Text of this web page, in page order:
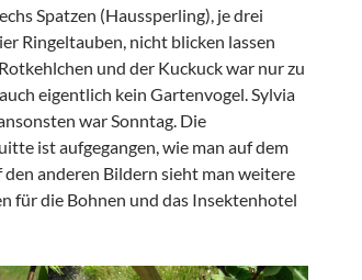
Spatzen (Haussperling), je drei
Ringeltauben, nicht blicken lassen
und der Kuckuck war nur zu
eigentlich kein Gartenvogel. Sylvia
war Sonntag. Die
ist aufgegangen, wie man auf dem
anderen Bildern sieht man weitere
für die Bohnen und das Insektenhotel